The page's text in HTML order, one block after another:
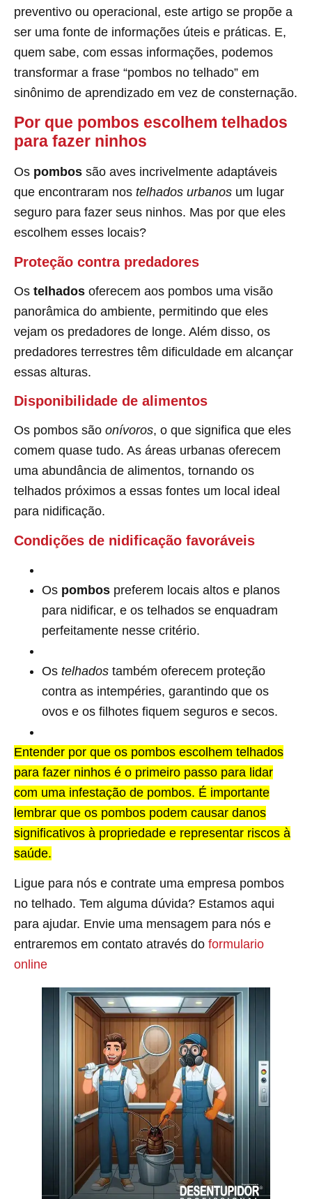
preventivo ou operacional, este artigo se propõe a
ser uma fonte de informações úteis e práticas. E,
quem sabe, com essas informações, podemos
transformar a frase “pombos no telhado” em
sinônimo de aprendizado em vez de consternação.
Por que pombos escolhem telhados
para fazer ninhos
Os pombos são aves incrivelmente adaptáveis
que encontraram nos telhados urbanos um lugar
seguro para fazer seus ninhos. Mas por que eles
escolhem esses locais?
Proteção contra predadores
Os telhados oferecem aos pombos uma visão
panorâmica do ambiente, permitindo que eles
vejam os predadores de longe. Além disso, os
predadores terrestres têm dificuldade em alcançar
essas alturas.
Disponibilidade de alimentos
Os pombos são onívoros, o que significa que eles
comem quase tudo. As áreas urbanas oferecem
uma abundância de alimentos, tornando os
telhados próximos a essas fontes um local ideal
para nidificação.
Condições de nidificação favoráveis
Os pombos preferem locais altos e planos
para nidificar, e os telhados se enquadram
perfeitamente nesse critério.
Os telhados também oferecem proteção
contra as intempéries, garantindo que os
ovos e os filhotes fiquem seguros e secos.
Entender por que os pombos escolhem telhados
para fazer ninhos é o primeiro passo para lidar
com uma infestação de pombos. É importante
lembrar que os pombos podem causar danos
significativos à propriedade e representar riscos à
saúde.
Ligue para nós e contrate uma empresa pombos
no telhado. Tem alguma dúvida? Estamos aqui
para ajudar. Envie uma mensagem para nós e
entraremos em contato através do formulario
online